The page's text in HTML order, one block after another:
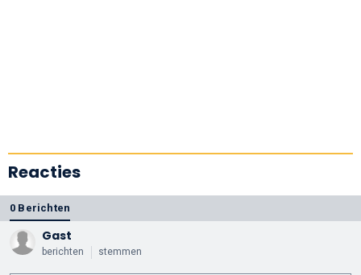
Reacties
0 Berichten
Gast
berichten stemmen